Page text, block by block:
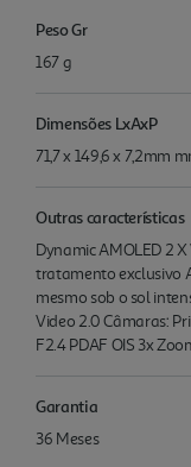
Peso Gr
167 g
Dimensões LxAxP
71,7 x 149,6 x 7,2mm
Outras características
Dynamic AMOLED 2
tratamento exclusivo
mesmo sob o sol
Video 2.0 Câmaras:
F2.4 PDAF OIS 3x
Garantia
36 Meses